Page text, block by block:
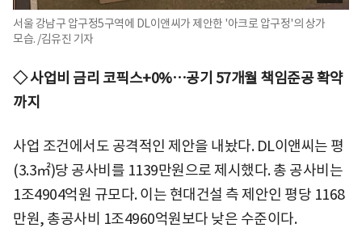
서울 강남구 압구정5구역에 DL이앤씨가 제안한 '아크로 압구정'의 상가
모습. /김유진 기자
◇ 사업비 금리 코픽스+0%…공기 57개월 책임준공 확약
까지
사업 조건에서도 공격적인 제안을 내놨다. DL이앤씨는 평
(3.3㎡)당 공사비를 1139만원으로 제시했다. 총 공사비는
1조4904억원 규모다. 이는 현대건설 측 제안인 평당 1168
만원, 총공사비 1조4960억원보다 낮은 수준이다.